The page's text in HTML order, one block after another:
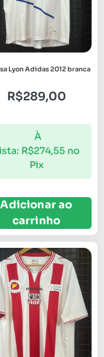
Lyon Adidas 2012 branca
R$289,00
À
R$274,55 no
Pix
Adicionar ao
carrinho